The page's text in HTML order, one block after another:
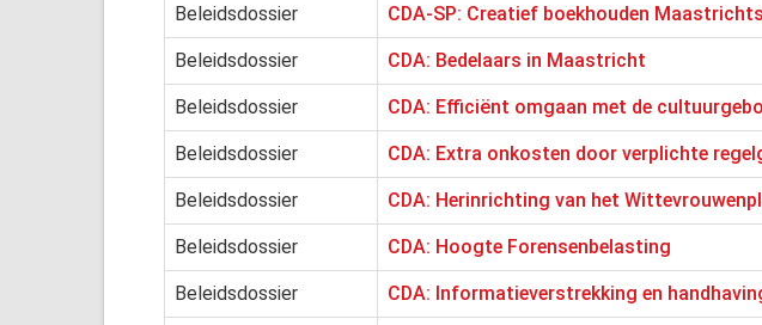
Beleidsdossier CDA-SP: Creatief boekhouden
Beleidsdossier CDA: Bedelaars in Maastricht
Beleidsdossier CDA: Efficiënt omgaan met de
Beleidsdossier CDA: Extra onkosten door verplichte
Beleidsdossier CDA: Herinrichting van het
Beleidsdossier CDA: Hoogte Forensenbelasting
Beleidsdossier CDA: Informatieverstrekking en